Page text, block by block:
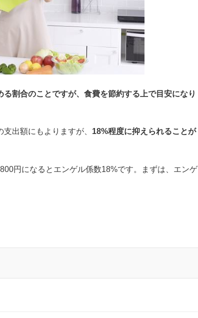
割合のことですが、食費を節約する上で目安になり
出額にもよりますが、 18%程度に抑えられることが
円になるとエンゲル係数18%です。まずは、エンゲ